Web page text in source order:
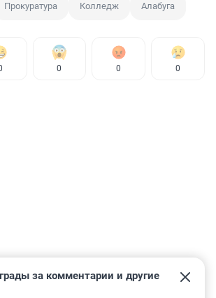
Прокуратура Колледж Алабуга
0 0 0
за комментарии и другие